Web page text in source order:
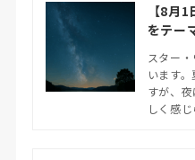
【8月
をテー
スター
います
すが、
しく感